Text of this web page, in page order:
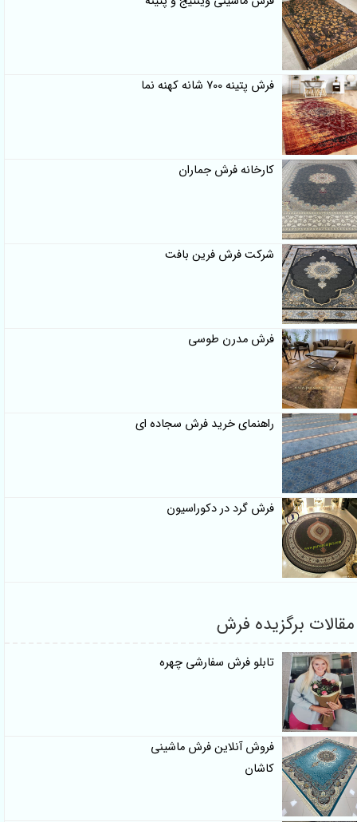
فرش پتینه 700 شانه کهنه نما
کارخانه فرش جماران
شرکت فرش فرین بافت
فرش مدرن طوسی
راهنمای خرید فرش سجاده ای
فرش گرد در دکوراسیون
مقالات برگزیده فرش
تابلو فرش سفارشی چهره
فروش آنلاین فرش ماشینی
کاشان